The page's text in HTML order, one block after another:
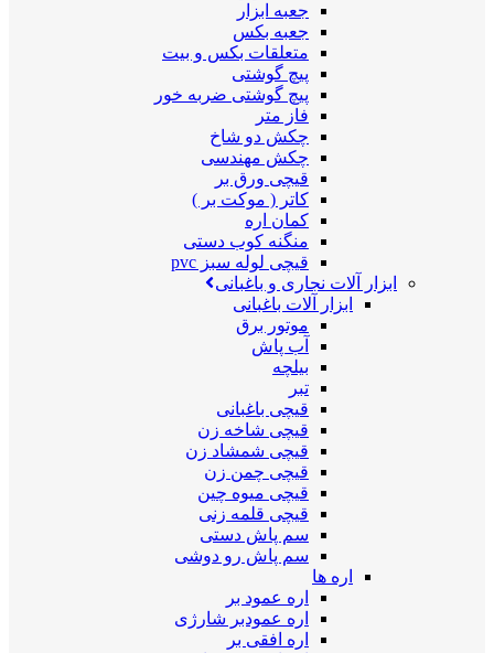
جعبه ابزار
جعبه بکس
متعلقات بکس و بیت
پیچ گوشتی
پیچ گوشتی ضربه خور
فاز متر
چکش دو شاخ
چکش مهندسی
قیچی ورق بر
کاتر ( موکت بر )
کمان اره
منگنه کوب دستی
قیچی لوله سبز pvc
ابزار آلات نجاری و باغبانی
ابزار آلات باغبانی
موتور برق
آب پاش
بیلچه
تبر
قیچی باغبانی
قیچی شاخه زن
قیچی شمشاد زن
قیچی چمن زن
قیچی میوه چین
قیچی قلمه زنی
سم پاش دستی
سم پاش رو دوشی
اره ها
اره عمود بر
اره عمودبر شارژی
اره افقی بر